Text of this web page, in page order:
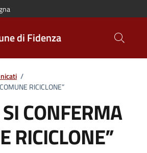
di Fidenza
/
RICICLONE”
CONFERMA
RICICLONE”